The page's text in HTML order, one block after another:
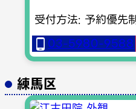
受付方法: 予約優先
03-5980-9588
練馬区